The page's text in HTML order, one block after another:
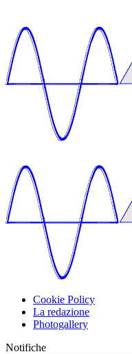
Cookie Policy
La redazione
Photogallery
Notifiche